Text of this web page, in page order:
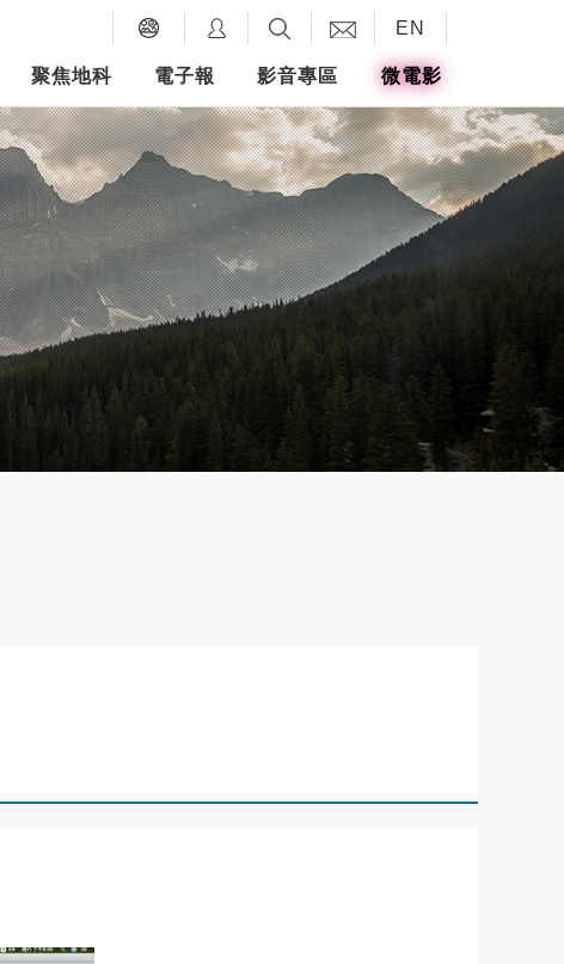
EN
聚焦地科 電子報 影音專區 微電影